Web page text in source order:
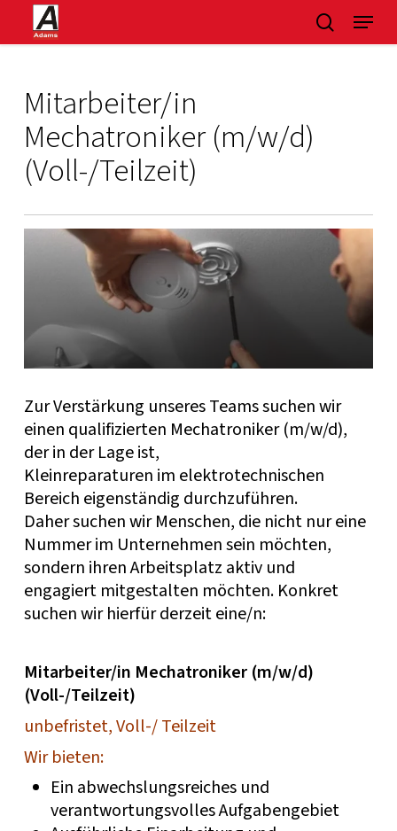
suchen
Menu
Mitarbeiter/in
Mechatroniker (m/w/d)
(Voll-/Teilzeit)
Zur Verstärkung unseres Teams suchen wir
einen qualifizierten Mechatroniker (m/w/d),
der in der Lage ist,
Kleinreparaturen im elektrotechnischen
Bereich eigenständig durchzuführen.
Daher suchen wir Menschen, die nicht nur eine
Nummer im Unternehmen sein möchten,
sondern ihren Arbeitsplatz aktiv und
engagiert mitgestalten möchten. Konkret
suchen wir hierfür derzeit eine/n:
Mitarbeiter/in Mechatroniker (m/w/d)
(Voll-/Teilzeit)
unbefristet, Voll-/ Teilzeit
Wir bieten:
Ein abwechslungsreiches und
verantwortungsvolles Aufgabengebiet